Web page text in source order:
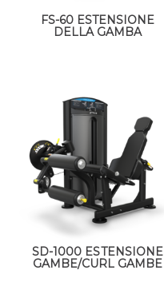
FS-60 ESTENSIONE
DELLA GAMBA
SD-1000 ESTENSIONE
GAMBE/CURL GAMBE